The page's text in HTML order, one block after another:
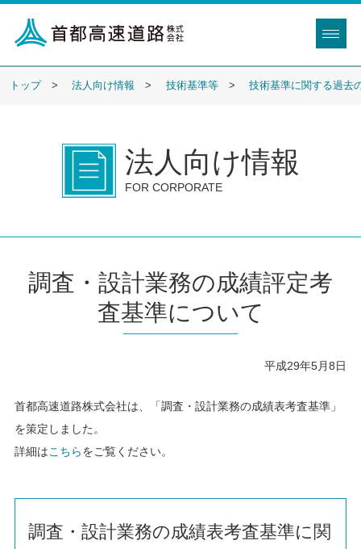
トップ 法人向け情報 技術基準等 技術基準に関する過去
法人向け情報
FOR CORPORATE
調査・設計業務の成績評定考
査基準について
平成29年5月8日
首都高速道路株式会社は、「調査・設計業務の成績表考査基準」
を策定しました。
詳細はこちらをご覧ください。
調査・設計業務の成績表考査基準に関